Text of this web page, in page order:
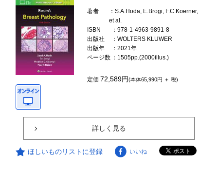
著者
：S.A.Hoda, E.Brogi, F.C.Koerner,
et al.
ISBN
：978-1-4963-9891-8
出版社
：WOLTERS KLUWER
出版年
：2021年
ページ数 ：1505pp.(2000illus.)
定価72,589円(本体65,990円 ＋ 税)
詳しく見る
ほしいものリストに登録 いいね